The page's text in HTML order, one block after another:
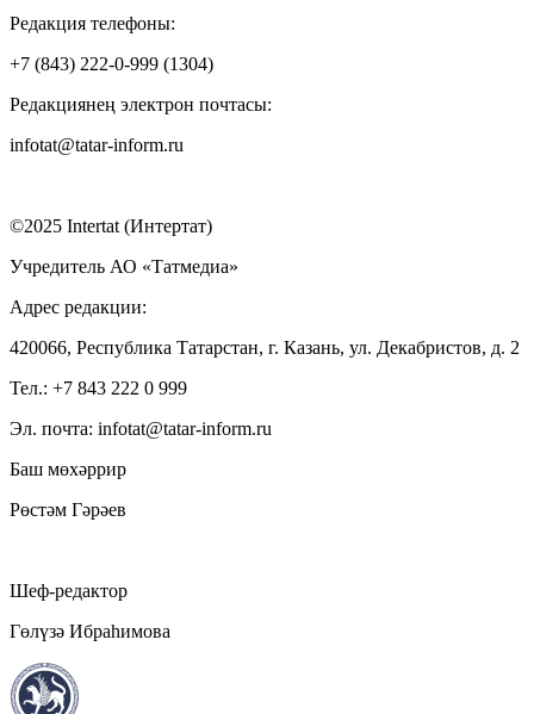
Редакция телефоны:
+7 (843) 222-0-999 (1304)
Редакциянең электрон почтасы:
infotat@tatar-inform.ru
©2025 Intertat (Интертат)
Учредитель АО «Татмедиа»
Адрес редакции:
420066, Республика Татарстан, г. Казань, ул. Декабристов, д. 2
Тел.: +7 843 222 0 999
Эл. почта: infotat@tatar-inform.ru
Баш мөхәррир
Рөстәм Гәрәев
Шеф-редактор
Гөлүзә Ибраһимова